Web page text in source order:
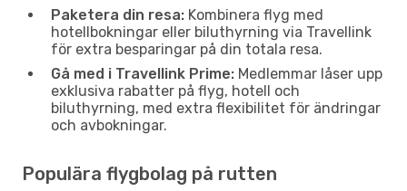
Paketera din resa: Kombinera flyg med
hotellbokningar eller biluthyrning via Travellink
för extra besparingar på din totala resa.
Gå med i Travellink Prime: Medlemmar låser upp
exklusiva rabatter på flyg, hotell och
biluthyrning, med extra flexibilitet för ändringar
och avbokningar.
Populära flygbolag på rutten